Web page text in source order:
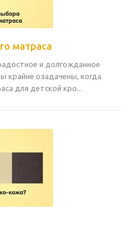
матраса
и долгожданное
крайне озадачены, когда
для детской кро...